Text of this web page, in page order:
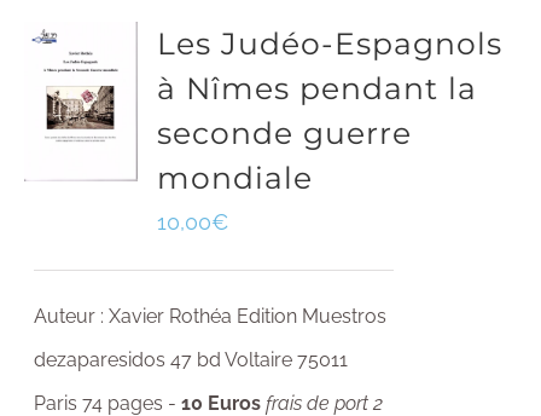
Les Judéo-Espagnols
à Nîmes pendant la
seconde guerre
mondiale
10,00€
Auteur : Xavier Rothéa Edition Muestros
dezaparesidos 47 bd Voltaire 75011
Paris 74 pages -10 Euros frais de port 2